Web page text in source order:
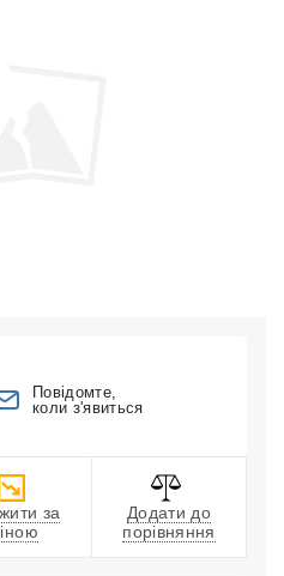
Повідомте,
коли з'явиться
за
Додати до
порівняння